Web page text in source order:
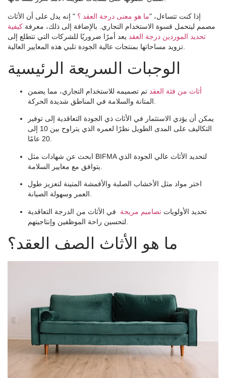
إذا كنت تتساءل، "ما هو معنى درجة العقد ؟ " إنه يدل على أن الأثاث
مصمم ليتحمل قسوة الاستخدام التجاري. بالإضافة إلى ذلك، معرفة كيفية
تحديد الموردين درجة العقد يعد أمرًا ضروريًا للشركات التي تتطلع إلى
الوجبات السريعة الرئيسية
أثاث من فئة العقد تم تصميمه للاستخدام التجاري، مما يضمن
يمكن أن يؤدي الاستثمار في الأثاث ذي الجودة التعاقدية إلى توفير
التكاليف على المدى الطويل نظرًا لعمره الذي يتراوح بين 10 إلى
20 عامًا.
ابحث عن شهادات مثل BIFMA لتحديد الأثاث عالي الجودة الذي
اختر مواد مثل الأخشاب الصلبة والأقمشة المتينة لتعزيز طول
العمر وسهولة الصيانة.
تحديد الأولويات تصاميم مريحة
في الأثاث من الدرجة التعاقدية
ما هو الأثاث الصف العقد؟